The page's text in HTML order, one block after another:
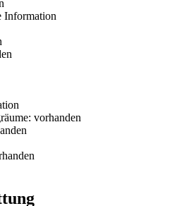
Information
vorhanden